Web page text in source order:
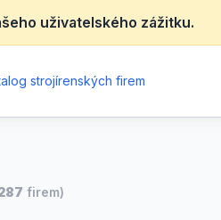
uživatelského zážitku.
strojírenských firem
firem)